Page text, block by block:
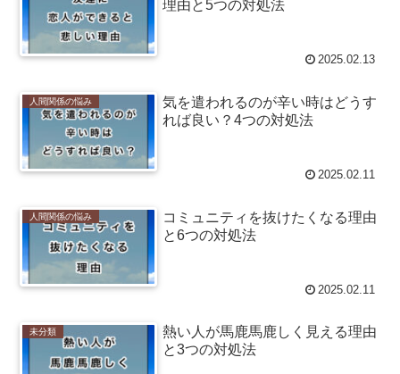
理由と5つの対処法
2025.02.13
人間関係の悩み
気を遣われるのが辛い時はどうす
れば良い？4つの対処法
2025.02.11
人間関係の悩み
コミュニティを抜けたくなる理由
と6つの対処法
2025.02.11
未分類
熱い人が馬鹿馬鹿しく見える理由
と3つの対処法